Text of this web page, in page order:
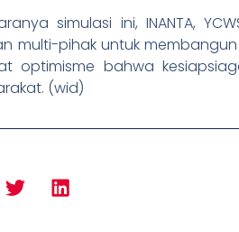
simulasi ini, INANTA,
multi-pihak untuk
optimisme bahwa
(wid)